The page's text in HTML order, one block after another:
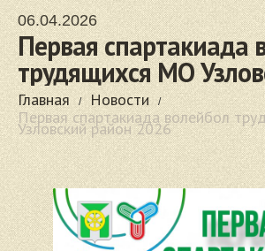
06.04.2026
Первая спартакиада
трудящихся МО
район 2026
Главная
Новости
Первая спартакиада волейбол
Узловский район 2026